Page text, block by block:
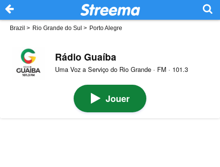
Brazil > Rio Grande do Sul > Porto Alegre
Rádio Guaíba
Uma Voz a Serviço do Rio Grande · FM · 101.3
Jouer